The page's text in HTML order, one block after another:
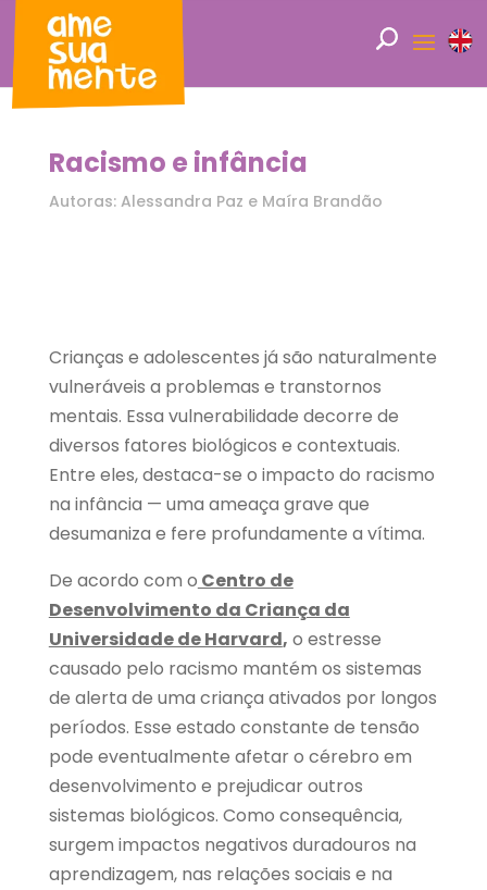
Racismo e infância
Autoras: Alessandra Paz e Maíra Brandão
Crianças e adolescentes já são naturalmente
vulneráveis a problemas e transtornos
mentais. Essa vulnerabilidade decorre de
diversos fatores biológicos e contextuais.
Entre eles, destaca-se o impacto do racismo
na infância — uma ameaça grave que
desumaniza e fere profundamente a vítima.
De acordo com o Centro de
Desenvolvimento da Criança da
Universidade de Harvard, o estresse
causado pelo racismo mantém os sistemas
de alerta de uma criança ativados por longos
períodos. Esse estado constante de tensão
pode eventualmente afetar o cérebro em
desenvolvimento e prejudicar outros
sistemas biológicos. Como consequência,
surgem impactos negativos duradouros na
aprendizagem, nas relações sociais e na